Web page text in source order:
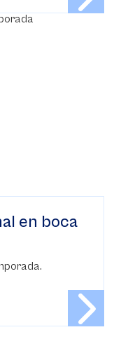
en boca